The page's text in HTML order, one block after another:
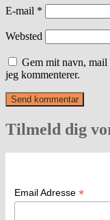
E-mail *
Websted
Gem mit navn,
jeg kommenterer.
Tilmeld dig
Email Adresse *